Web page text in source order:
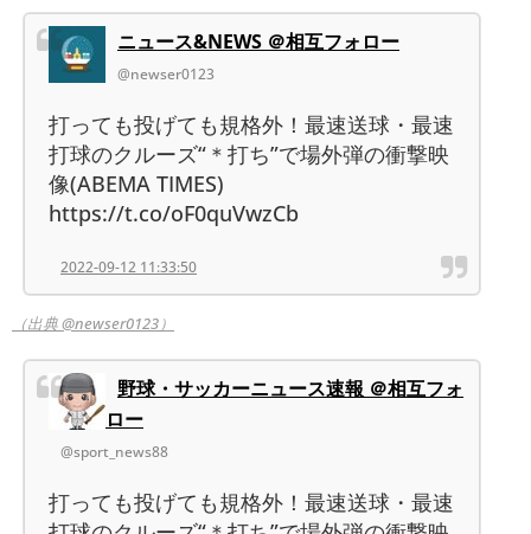
ニュース&NEWS ＠相互フォロー
@newser0123
打っても投げても規格外！最速送球・最速
打球のクルーズ“＊打ち”で場外弾の衝撃映
像(ABEMA TIMES)
https://t.co/oF0quVwzCb
2022-09-12 11:33:50
（出典 @newser0123）
野球・サッカーニュース速報 ＠相互フォ
ロー
@sport_news88
打っても投げても規格外！最速送球・最速